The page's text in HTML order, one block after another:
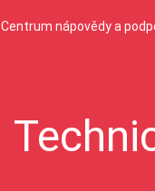
Centrum nápovědy a